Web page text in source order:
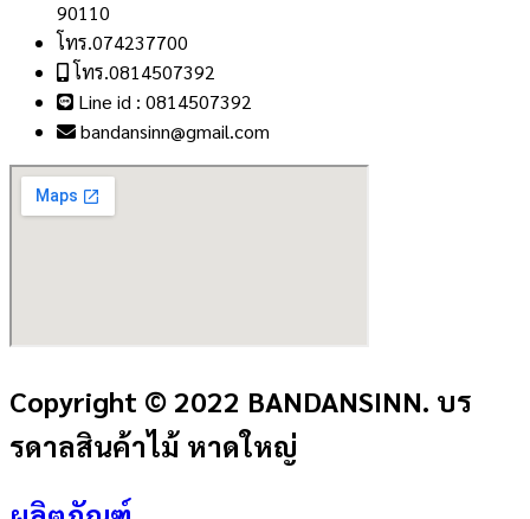
90110
โทร.074237700
โทร.0814507392
Line id : 0814507392
bandansinn@gmail.com
Copyright © 2022 BANDANSINN. บร
รดาลสินค้าไม้ หาดใหญ่